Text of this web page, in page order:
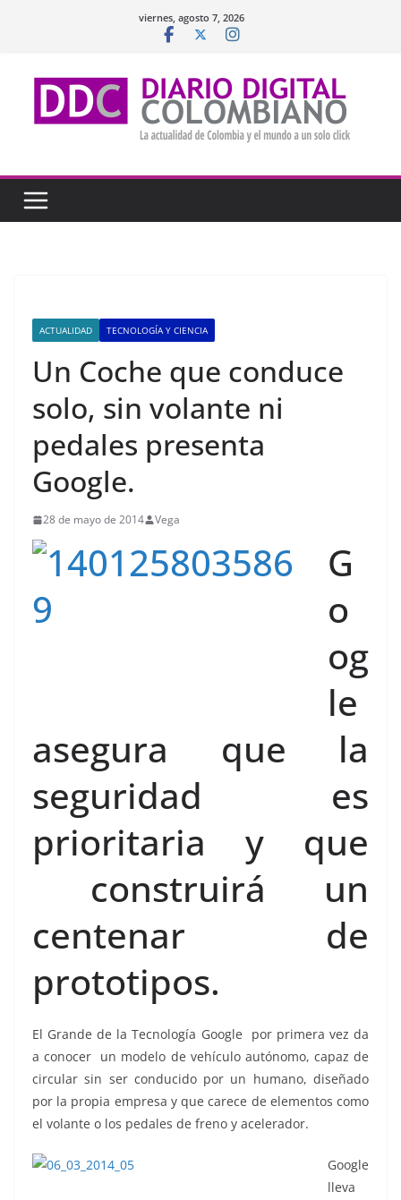
viernes, agosto 7, 2026
ACTUALIDAD TECNOLOGÍA Y CIENCIA
Un Coche que conduce
solo, sin volante ni
pedales presenta
Google.
28 de mayo de 2014 Vega
G
o
og
le
asegura que la
seguridad es
prioritaria y que
construirá un
centenar de
prototipos.
El Grande de la Tecnología Google por primera vez da
a conocer un modelo de vehículo autónomo, capaz de
circular sin ser conducido por un humano, diseñado
por la propia empresa y que carece de elementos como
el volante o los pedales de freno y acelerador.
Google
lleva